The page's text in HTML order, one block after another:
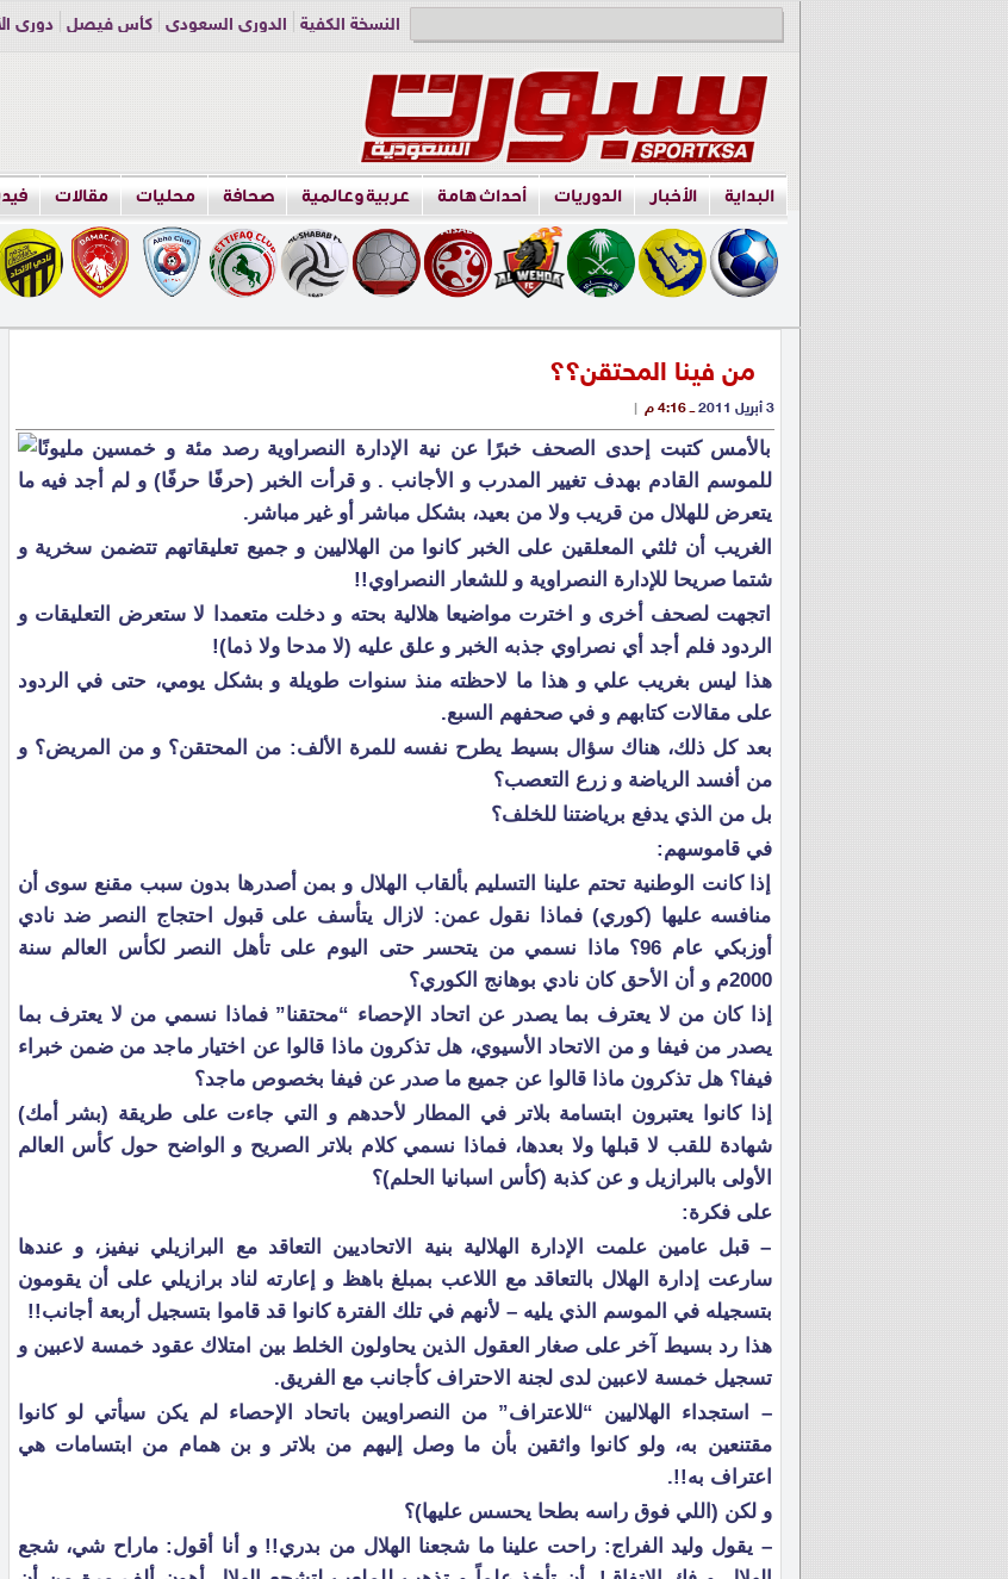
النسخة الكفية الدوري السعودي كأس فيصل دوري
البداية الأخبار الدوريات أحداث هامة عربية وعالمية صحافة محليات مقالات
من فينا المحتقن؟؟
3 أبريل 2011 ــ 4:16 م |
بالأمس كتبت إحدى الصحف خبرًا عن نية الإدارة النصراوية رصد مئة و خمسين مليونًا
للموسم القادم بهدف تغيير المدرب و الأجانب . و قرأت الخبر (حرفًا حرفًا) و لم أجد فيه ما
يتعرض للهلال من قريب ولا من بعيد، بشكل مباشر أو غير مباشر.
الغريب أن ثلثي المعلقين على الخبر كانوا من الهلاليين و جميع تعليقاتهم تتضمن سخرية و
شتما صريحا للإدارة النصراوية و للشعار النصراوي!!
اتجهت لصحف أخرى و اخترت مواضيعا هلالية بحته و دخلت متعمدا لا ستعرض التعليقات و
الردود فلم أجد أي نصراوي جذبه الخبر و علق عليه (لا مدحا ولا ذما)!
هذا ليس بغريب علي و هذا ما لاحظته منذ سنوات طويلة و بشكل يومي، حتى في الردود
على مقالات كتابهم و في صحفهم السبع.
بعد كل ذلك، هناك سؤال بسيط يطرح نفسه للمرة الألف: من المحتقن؟ و من المريض؟ و
من أفسد الرياضة و زرع التعصب؟
بل من الذي يدفع برياضتنا للخلف؟
في قاموسهم:
إذا كانت الوطنية تحتم علينا التسليم بألقاب الهلال و بمن أصدرها بدون سبب مقنع سوى أن
منافسه عليها (كوري) فماذا نقول عمن: لازال يتأسف على قبول احتجاج النصر ضد نادي
أوزبكي عام 96؟ ماذا نسمي من يتحسر حتى اليوم على تأهل النصر لكأس العالم سنة
2000م و أن الأحق كان نادي بوهانج الكوري؟
إذا كان من لا يعترف بما يصدر عن اتحاد الإحصاء “محتقنا” فماذا نسمي من لا يعترف بما
يصدر من فيفا و من الاتحاد الأسيوي، هل تذكرون ماذا قالوا عن اختيار ماجد من ضمن خبراء
فيفا؟ هل تذكرون ماذا قالوا عن جميع ما صدر عن فيفا بخصوص ماجد؟
إذا كانوا يعتبرون ابتسامة بلاتر في المطار لأحدهم و التي جاءت على طريقة (بشر أمك)
شهادة للقب لا قبلها ولا بعدها، فماذا نسمي كلام بلاتر الصريح و الواضح حول كأس العالم
الأولى بالبرازيل و عن كذبة (كأس اسبانيا الحلم)؟
على فكرة:
– قبل عامين علمت الإدارة الهلالية بنية الاتحاديين التعاقد مع البرازيلي نيفيز، و عندها
سارعت إدارة الهلال بالتعاقد مع اللاعب بمبلغ باهظ و إعارته لناد برازيلي على أن يقومون
بتسجيله في الموسم الذي يليه – لأنهم في تلك الفترة كانوا قد قاموا بتسجيل أربعة أجانب!!
هذا رد بسيط آخر على صغار العقول الذين يحاولون الخلط بين امتلاك عقود خمسة لاعبين و
تسجيل خمسة لاعبين لدى لجنة الاحتراف كأجانب مع الفريق.
– استجداء الهلاليين “للاعتراف” من النصراويين باتحاد الإحصاء لم يكن سيأتي لو كانوا
مقتنعين به، ولو كانوا واثقين بأن ما وصل إليهم من بلاتر و بن همام من ابتسامات هي
اعتراف به!!.
و لكن (اللي فوق راسه بطحا يحسس عليها)؟
– يقول وليد الفراج: راحت علينا ما شجعنا الهلال من بدري!! و أنا أقول: ماراح شي، شجع